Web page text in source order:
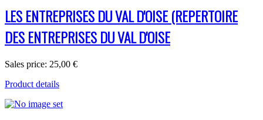
LES ENTREPRISES DU VAL D'OISE (REPERTOIRE
DES ENTREPRISES DU VAL D'OISE
Sales price: 25,00 €
Product details